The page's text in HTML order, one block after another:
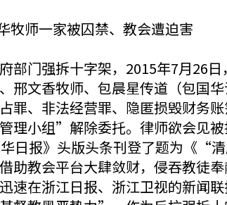
牧师一家被囚禁、教会遭迫害
部门强拆十字架，2015年7月26
邢文香牧师、包晨星传道（包国
罪、非法经营罪、隐匿损毁财务
理小组”解除委托。律师欲会见被
日报》头版头条刊登了题为《“
助教会平台大肆敛财，侵吞教徒
速在浙江日报、浙江卫视的新闻